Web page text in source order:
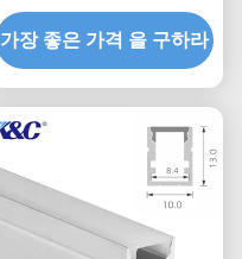
디퓨저 커버를 섞습니다
가장 좋은 가격 을 구하라